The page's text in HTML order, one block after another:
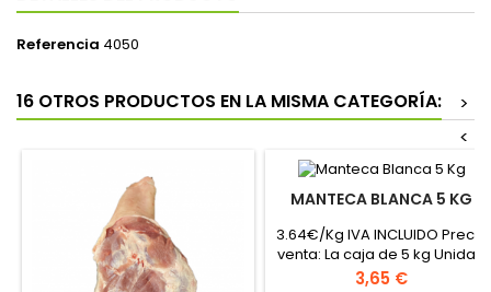
Referencia 4050
16 OTROS PRODUCTOS EN LA MISMA CATEGORÍA:
>
<
MANTECA BLANCA 5 KG
3.64€/Kg IVA INCLUIDO Precio
venta: La caja de 5 kg Unidad
de venta: La caja de 5 Kg
Precio
3,65 €